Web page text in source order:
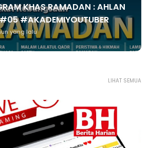
KHAS RAMADAN : AHLAN
#AKADEMIYOUTUBER
yang lalu
LIHAT SEMUA